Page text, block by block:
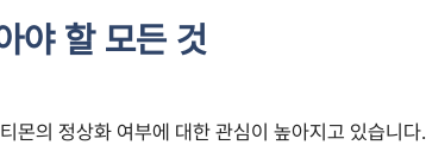
야 할 모든 것
몬의 정상화 여부에 대한 관심이 높아지고 있습니다.